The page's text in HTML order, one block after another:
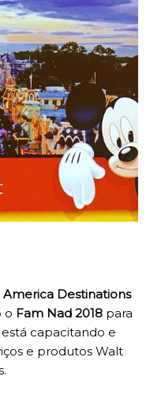
Destinations
o Fam Nad 2018 para
capacitando e
e produtos Walt